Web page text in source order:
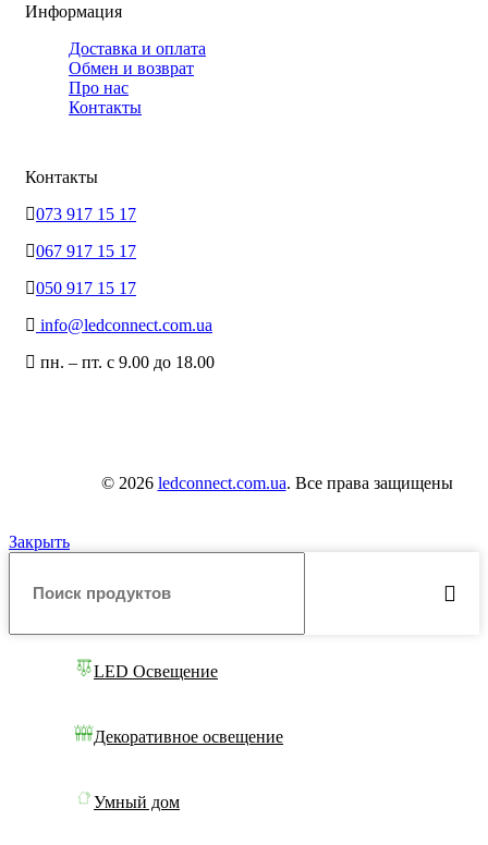
Информация
Доставка и оплата
Обмен и возврат
Про нас
Контакты
Контакты
073 917 15 17
067 917 15 17
050 917 15 17
info@ledconnect.com.ua
пн. – пт. с 9.00 до 18.00
© 2026 ledconnect.com.ua. Все права защищены
Закрыть
LED Освещение
Декоративное освещение
Умный дом